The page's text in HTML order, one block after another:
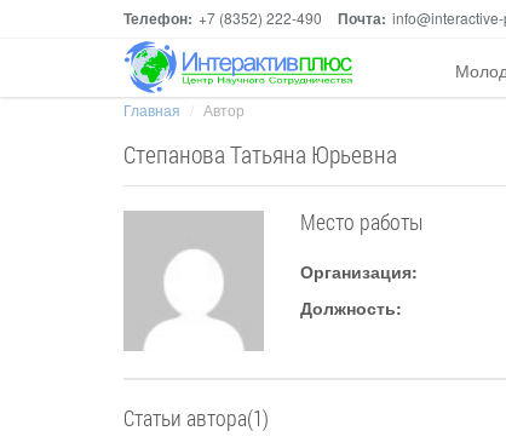
Телефон: +7 (8352) 222-490 Почта:
Главная Автор
Степанова Татьяна Юрьевна
Место работы
Организация:
Должность:
Статьи автора(1)